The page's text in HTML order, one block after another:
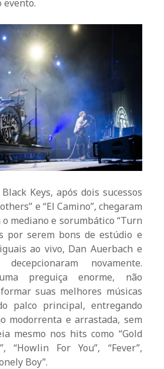
evento.
Keys, após dois sucessos
e “El Camino”, chegaram
o mediano e sorumbático “Turn
por serem bons de estúdio e
ao vivo, Dan Auerbach e
novamente.
preguiça enorme, não
suas melhores músicas
palco principal, entregando
modorrenta e arrastada, sem
mesmo nos hits como “Gold
“Howlin For You”, “Fever”,
Boy”.